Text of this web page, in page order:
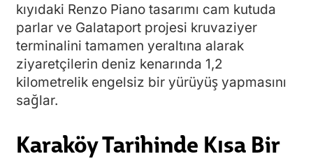
kıyıdaki Renzo Piano tasarımı cam kutuda
parlar ve Galataport projesi kruvaziyer
terminalini tamamen yeraltına alarak
ziyaretçilerin deniz kenarında 1,2
kilometrelik engelsiz bir yürüyüş yapmasını
sağlar.
Karaköy Tarihinde Kısa Bir